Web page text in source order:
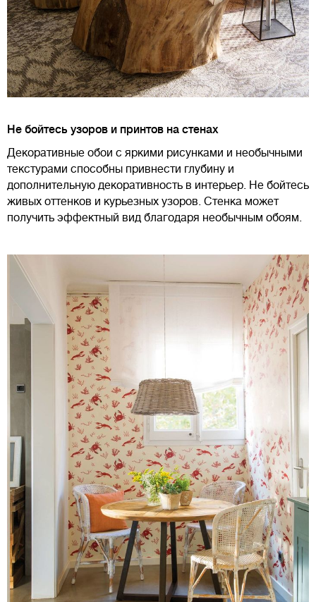
Не бойтесь узоров и принтов на стенах
Декоративные обои с яркими рисунками и необычными
текстурами способны привнести глубину и
дополнительную декоративность в интерьер. Не бойтесь
живых оттенков и курьезных узоров. Стенка может
получить эффектный вид благодаря необычным обоям.